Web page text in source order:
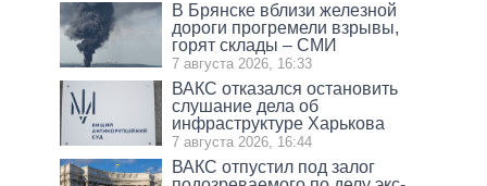
В Брянске вблизи железной
дороги прогремели взрывы,
горят склады – СМИ
7 августа 2026, 16:33
ВАКС отказался остановить
слушание дела об
инфраструктуре Харькова
7 августа 2026, 16:44
ВАКС отпустил под залог